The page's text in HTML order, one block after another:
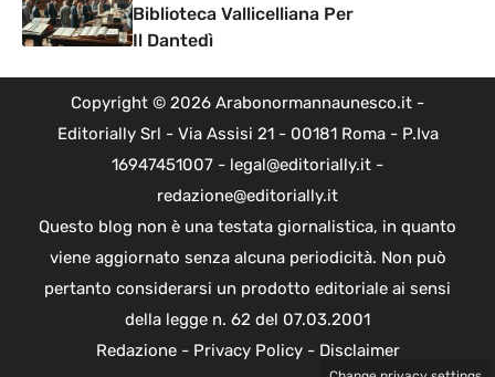
Biblioteca Vallicelliana Per
Il Dantedì
Copyright © 2026 Arabonormannaunesco.it -
Editorially Srl - Via Assisi 21 - 00181 Roma - P.Iva
16947451007 - legal@editorially.it -
redazione@editorially.it
Questo blog non è una testata giornalistica, in quanto
viene aggiornato senza alcuna periodicità. Non può
pertanto considerarsi un prodotto editoriale ai sensi
della legge n. 62 del 07.03.2001
Redazione- Privacy Policy- Disclaimer